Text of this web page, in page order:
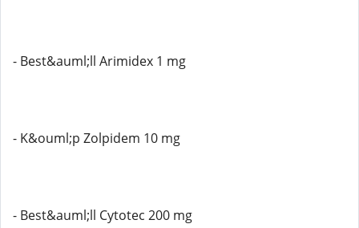
- Best&auml;ll Arimidex 1 mg
- K&ouml;p Zolpidem 10 mg
- Best&auml;ll Cytotec 200 mg